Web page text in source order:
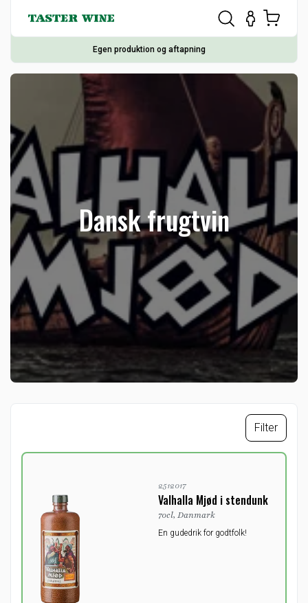
Egen produktion og aftapning
Dansk frugtvin
Filter
2512017
Valhalla Mjød i stendunk
70cl, Danmark
En gudedrik for godtfolk!